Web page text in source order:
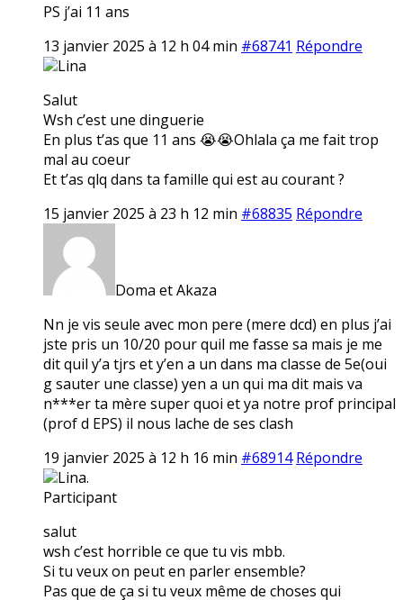
PS j’ai 11 ans
13 janvier 2025 à 12 h 04 min #68741 Répondre
Lina
Salut
Wsh c’est une dinguerie
En plus t’as que 11 ans 😭😭Ohlala ça me fait trop
mal au coeur
Et t’as qlq dans ta famille qui est au courant ?
15 janvier 2025 à 23 h 12 min #68835 Répondre
Doma et Akaza
Nn je vis seule avec mon pere (mere dcd) en plus j’ai
jste pris un 10/20 pour quil me fasse sa mais je me
dit quil y’a tjrs et y’en a un dans ma classe de 5e(oui
g sauter une classe) yen a un qui ma dit mais va
n***er ta mère super quoi et ya notre prof principal
(prof d EPS) il nous lache de ses clash
19 janvier 2025 à 12 h 16 min #68914 Répondre
Lina.
Participant
salut
wsh c’est horrible ce que tu vis mbb.
Si tu veux on peut en parler ensemble?
Pas que de ça si tu veux même de choses qui